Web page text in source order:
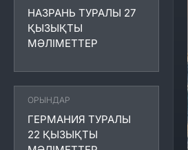
НАЗРАНЬ ТУРАЛЫ 27
ҚЫЗЫҚТЫ
МӘЛІМЕТТЕР
ОРЫНДАР
ГЕРМАНИЯ ТУРАЛЫ
22 ҚЫЗЫҚТЫ